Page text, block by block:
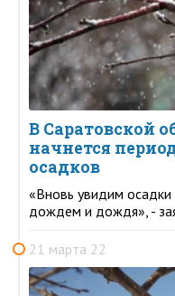
В Саратовской
начнется
осадков
«Вновь увидим осадки
дождем и дождя», -
21 марта 22